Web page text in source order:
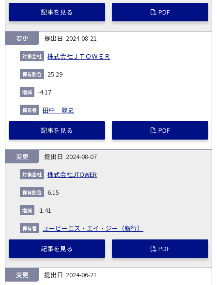
記事を見る PDF
2024-08-21
株式会社ＪＴＯＷＥＲ
変更
25.29
-4.17
田中 敦史
記事を見る PDF
2024-08-07
株式会社JTOWER
変更
6.15
-1.41
ユービーエス・エイ・ジー（銀行）
記事を見る PDF
2024-06-21
変更